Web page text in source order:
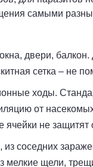
самыми
двери,
сетка – не
ходы.
от
не защитят
из соседних
мелкие щели,